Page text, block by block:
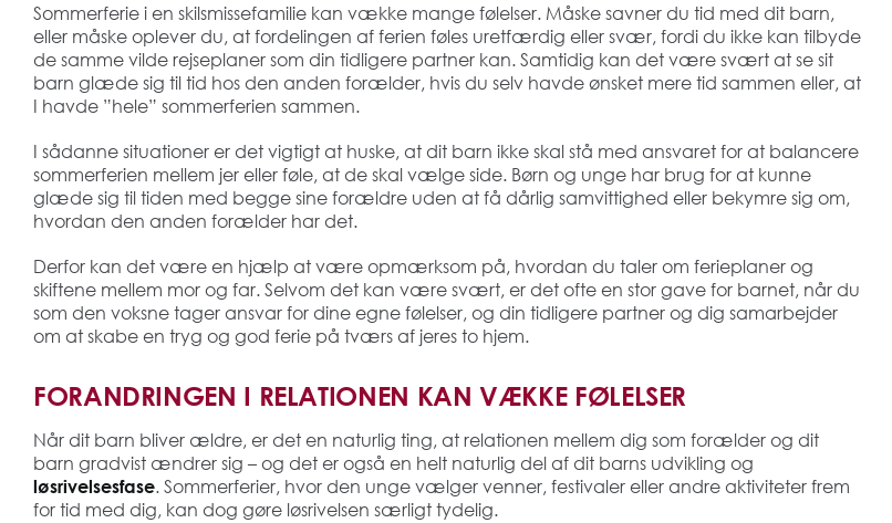
Sommerferie i en skilsmissefamilie kan vække mange følelser. Måske savner du tid med dit barn,
eller måske oplever du, at fordelingen af ferien føles uretfærdig eller svær, fordi du ikke kan tilbyde
de samme vilde rejseplaner som din tidligere partner kan. Samtidig kan det være svært at se sit
barn glæde sig til tid hos den anden forælder, hvis du selv havde ønsket mere tid sammen eller, at
I havde ”hele” sommerferien sammen.
I sådanne situationer er det vigtigt at huske, at dit barn ikke skal stå med ansvaret for at balancere
sommerferien mellem jer eller føle, at de skal vælge side. Børn og unge har brug for at kunne
glæde sig til tiden med begge sine forældre uden at få dårlig samvittighed eller bekymre sig om,
hvordan den anden forælder har det.
Derfor kan det være en hjælp at være opmærksom på, hvordan du taler om ferieplaner og
skiftene mellem mor og far. Selvom det kan være svært, er det ofte en stor gave for barnet, når du
som den voksne tager ansvar for dine egne følelser, og din tidligere partner og dig samarbejder
om at skabe en tryg og god ferie på tværs af jeres to hjem.
FORANDRINGEN I RELATIONEN KAN VÆKKE FØLELSER
Når dit barn bliver ældre, er det en naturlig ting, at relationen mellem dig som forælder og dit
barn gradvist ændrer sig – og det er også en helt naturlig del af dit barns udvikling og
løsrivelsesfase. Sommerferier, hvor den unge vælger venner, festivaler eller andre aktiviteter frem
for tid med dig, kan dog gøre løsrivelsen særligt tydelig.